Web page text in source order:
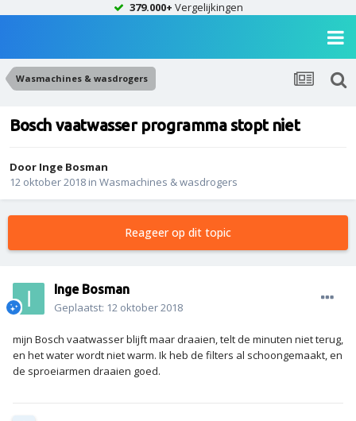
379.000+ Vergelijkingen
Wasmachines & wasdrogers
Bosch vaatwasser programma stopt niet
Door Inge Bosman
12 oktober 2018 in Wasmachines & wasdrogers
Reageer op dit topic
Inge Bosman
Geplaatst: 12 oktober 2018
mijn Bosch vaatwasser blijft maar draaien, telt de minuten niet terug,
en het water wordt niet warm. Ik heb de filters al schoongemaakt, en
de sproeiarmen draaien goed.